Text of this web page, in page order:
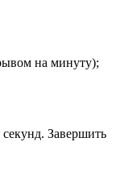
на минуту);
Завершить